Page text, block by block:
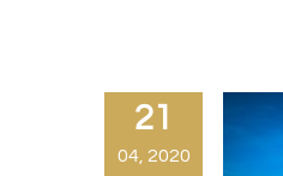
21
04, 2020